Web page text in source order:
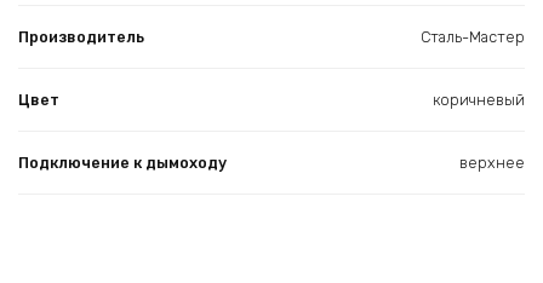
Производитель Сталь-Мастер
Цвет коричневый
Подключение к дымоходу верхнее